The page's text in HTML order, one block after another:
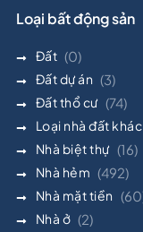
Loại bất động sản
Đất (0)
Đất dự án (3)
Đất thổ cư (74)
Loại nhà đất khác
Nhà biệt thự (16)
Nhà hẻm (492)
Nhà mặt tiền
Nhà ở (2)